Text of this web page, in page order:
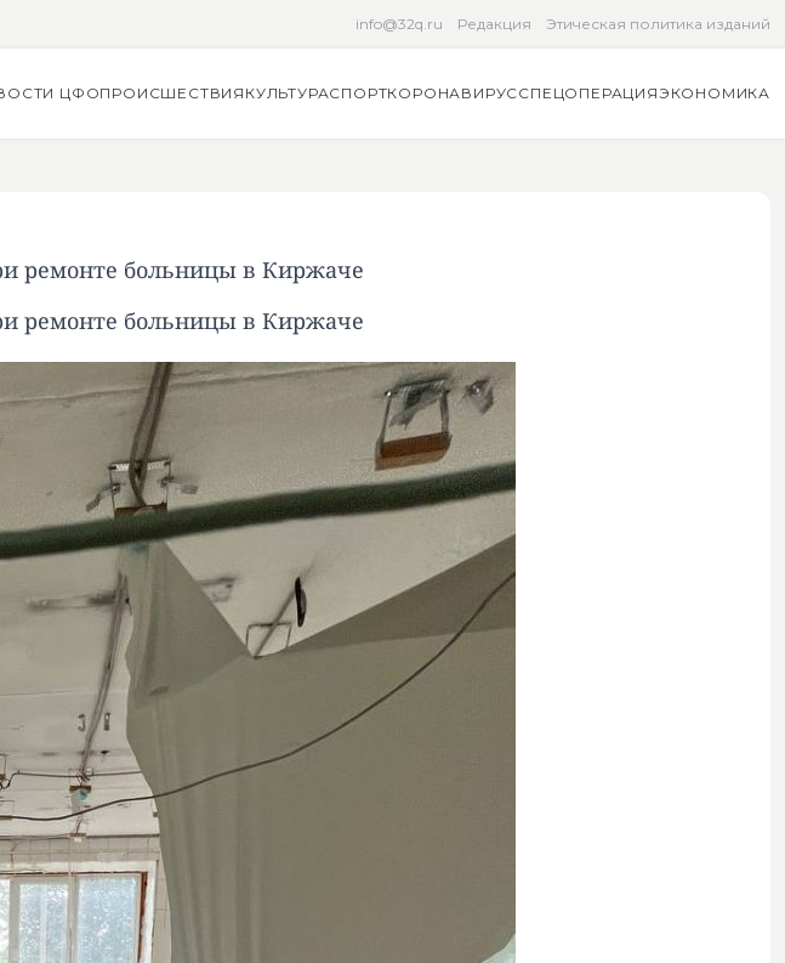
info@32q.ru Редакция Этическая политика изданий
ЦФОПРОИСШЕСТВИЯ КУЛЬТУРАСПОРТКОРОНАВИРУССПЕЦОПЕРАЦИЯЭКОНОМИКА
ремонте больницы в Киржаче
ремонте больницы в Киржаче